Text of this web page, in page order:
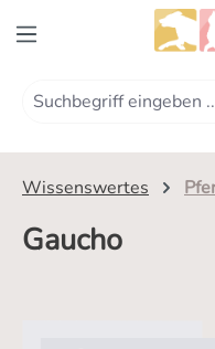
Zum Hauptinhalt springen
Wissenswertes
Gaucho